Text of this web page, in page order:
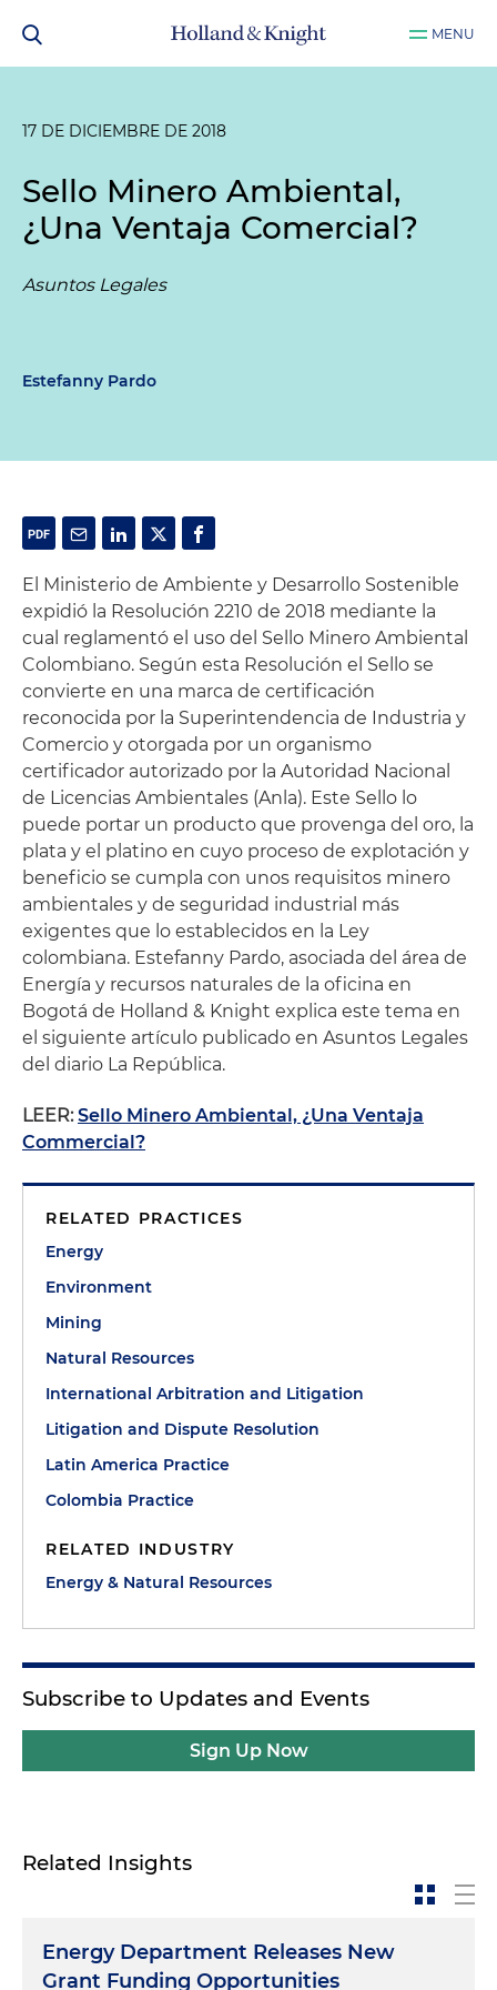
MENU
17 DE DICIEMBRE DE 2018
Sello Minero Ambiental,
¿Una Ventaja Comercial?
Asuntos Legales
Estefanny Pardo
El Ministerio de Ambiente y Desarrollo Sostenible
expidió la Resolución 2210 de 2018 mediante la
cual reglamentó el uso del Sello Minero Ambiental
Colombiano. Según esta Resolución el Sello se
convierte en una marca de certificación
reconocida por la Superintendencia de Industria y
Comercio y otorgada por un organismo
certificador autorizado por la Autoridad Nacional
de Licencias Ambientales (Anla). Este Sello lo
puede portar un producto que provenga del oro, la
plata y el platino en cuyo proceso de explotación y
beneficio se cumpla con unos requisitos minero
ambientales y de seguridad industrial más
exigentes que lo establecidos en la Ley
colombiana. Estefanny Pardo, asociada del área de
Energía y recursos naturales de la oficina en
Bogotá de Holland & Knight explica este tema en
el siguiente artículo publicado en Asuntos Legales
del diario La República.
LEER:Sello Minero Ambiental, ¿Una Ventaja
Commercial?
RELATED PRACTICES
Energy
Environment
Mining
Natural Resources
International Arbitration and Litigation
Litigation and Dispute Resolution
Latin America Practice
Colombia Practice
RELATED INDUSTRY
Energy & Natural Resources
Subscribe to Updates and Events
Sign Up Now
Related Insights
Energy Department Releases New
Grant Funding Opportunities